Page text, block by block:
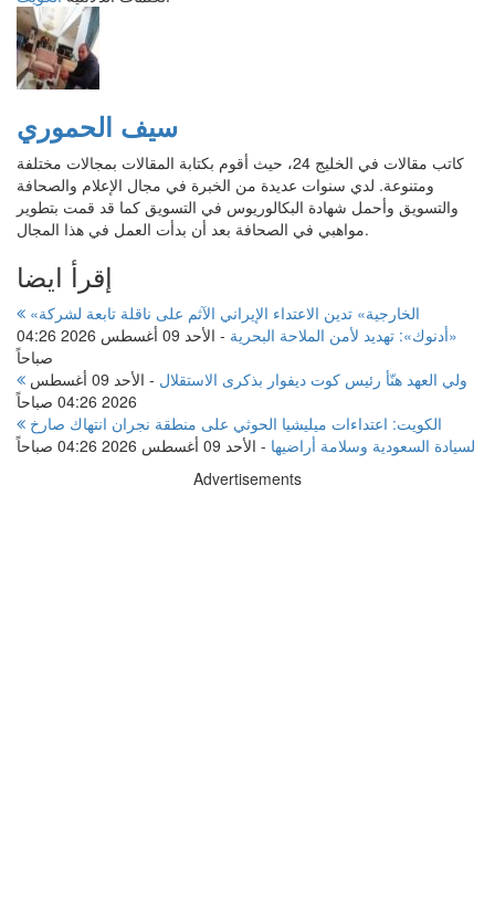
سيف الحموري
كاتب مقالات في الخليج 24، حيث أقوم بكتابة المقالات بمجالات مختلفة
ومتنوعة. لدي سنوات عديدة من الخبرة في مجال الإعلام والصحافة
والتسويق وأحمل شهادة البكالوريوس في التسويق كما قد قمت بتطوير
مواهبي في الصحافة بعد أن بدأت العمل في هذا المجال.
إقرأ ايضا
«الخارجية» تدين الاعتداء الإيراني الآثم على ناقلة تابعة لشركة
«أدنوك»: تهديد لأمن الملاحة البحرية -
الأحد 09 أغسطس 2026 04:26
صباحاً
ولي العهد هنّأ رئيس كوت ديفوار بذكرى الاستقلال -
الأحد 09 أغسطس
2026 04:26 صباحاً
لسيادة السعودية وسلامة أراضيها - الأحد 09 أغسطس 2026 04:26 صباحاً
Advertisements